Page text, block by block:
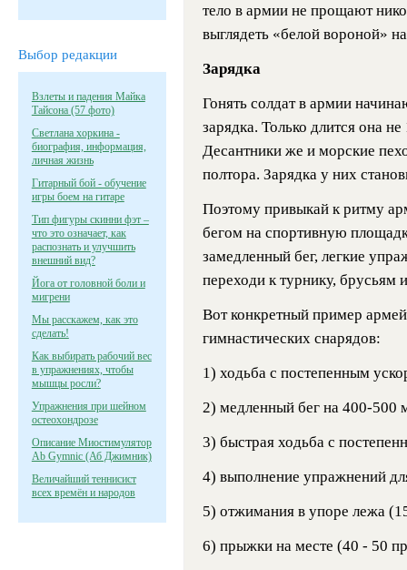
Выбор редакции
Взлеты и падения Майка
Тайсона (57 фото)
Светлана хоркина -
биография, информация,
личная жизнь
Гитарный бой - обучение
игры боем на гитаре
Тип фигуры скинни фэт –
что это означает, как
распознать и улучшить
внешний вид?
Йога от головной боли и
мигрени
Мы расскажем, как это
сделать!
Как выбирать рабочий вес
в упражнениях, чтобы
мышцы росли?
Упражнения при шейном
остеохондрозе
Описание Миостимулятор
Ab Gymnic (Аб Джимник)
Величайший теннисист
всех времён и народов
тело в армии не прощают
выглядеть «белой вороной»
Зарядка
Гонять солдат в армии
зарядка. Только длится она
Десантники же и морские
полтора. Зарядка у них
Поэтому привыкай к ритму
бегом на спортивную
замедленный бег, легкие
переходи к турнику, брусьям
Вот конкретный пример
гимнастических снарядов:
1) ходьба с постепенным
2) медленный бег на 400-500
3) быстрая ходьба с
4) выполнение упражнений
5) отжимания в упоре лежа
6) прыжки на месте (40 - 50